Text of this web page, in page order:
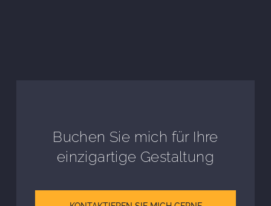
Buchen Sie mich für Ihre
einzigartige Gestaltung